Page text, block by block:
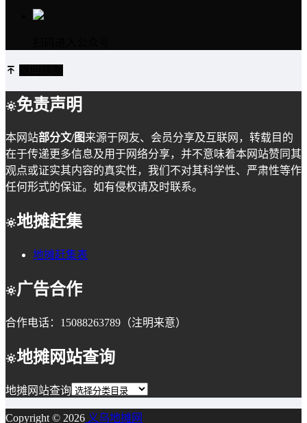
免责声明
本网站部分文/图来源于网友、会员分享及互联网，转载目的
在于传递更多信息及用于网络分享，并不意味着本网站赞同其
观点或证实其内容的真实性，我们不对其科学性、严肃性等作
任何形式的保证。如有侵权请及时联系。
地摊赶集
地摊赶集表
广告合作
合作电话：15088263789（注明来意）
地摊网站查询
地摊网站查询
Copyright © 2026 义乌地摊网